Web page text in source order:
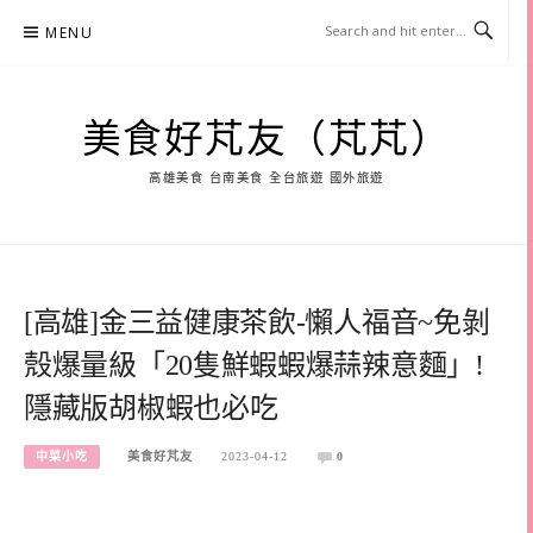
MENU
美食好芃友（芃芃）
高雄美食 台南美食 全台旅遊 國外旅遊
[高雄]金三益健康茶飲-懶人福音~免剝
殼爆量級「20隻鮮蝦蝦爆蒜辣意麵」!
隱藏版胡椒蝦也必吃
中菜小吃 美食好芃友 2023-04-12 0